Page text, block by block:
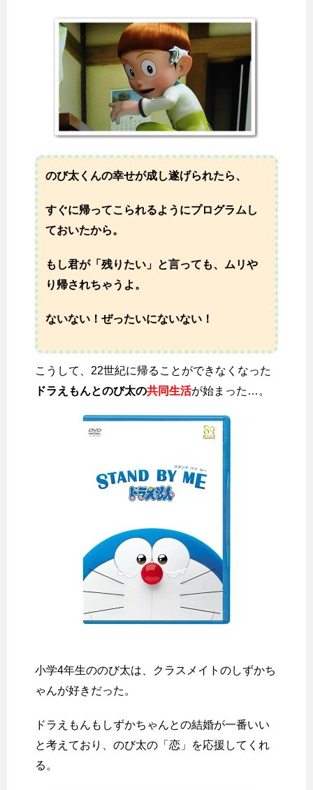
のび太くんの幸せが成し遂げられたら、
すぐに帰ってこられるようにプログラムし
ておいたから。
もし君が「残りたい」と言っても、ムリや
り帰されちゃうよ。
ないない！ぜったいにないない！
こうして、22世紀に帰ることができなくなった
ドラえもんとのび太の共同生活が始まった…。
小学4年生ののび太は、クラスメイトのしずかち
ゃんが好きだった。
ドラえもんもしずかちゃんとの結婚が一番いい
と考えており、のび太の「恋」を応援してくれ
る。